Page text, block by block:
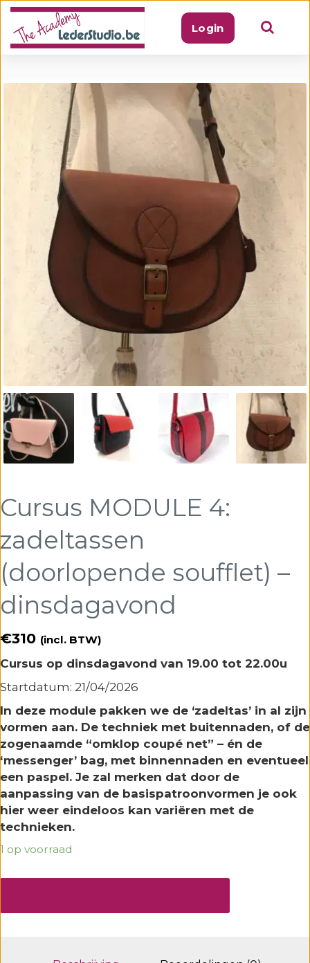
Login
Cursus MODULE 4:
zadeltassen
(doorlopende soufflet) –
dinsdagavond
€310 (incl. BTW)
Cursus op dinsdagavond van 19.00 tot 22.00u
Startdatum: 21/04/2026
In deze module pakken we de ‘zadeltas’ in al zijn
vormen aan. De techniek met buitennaden, of de
zogenaamde “omklop coupé net” – én de
‘messenger’ bag, met binnennaden en eventueel
een paspel. Je zal merken dat door de
aanpassing van de basispatroonvormen je ook
hier weer eindeloos kan variëren met de
technieken.
1 op voorraad